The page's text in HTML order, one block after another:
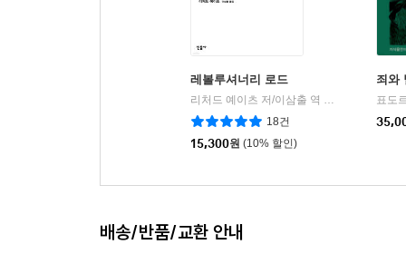
레볼루셔너리 로드
리처드 예이츠 저/이삼출 역 | 민음사
18건
15,300원 (10% 할인)
죄와
배송/반품/교환 안내